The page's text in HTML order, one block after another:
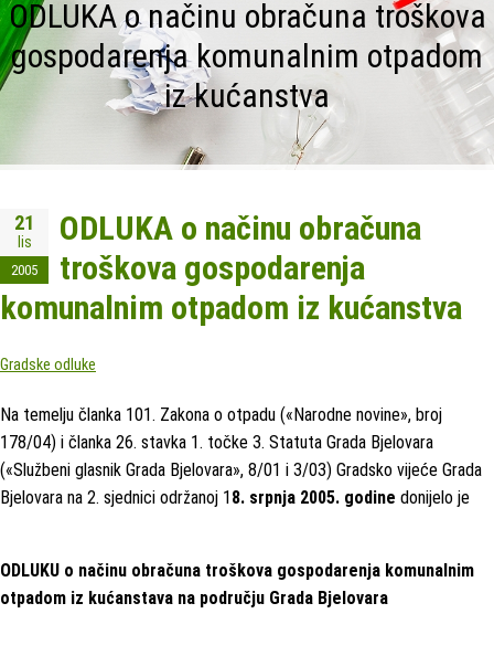
ODLUKA o načinu obračuna troškova
gospodarenja komunalnim otpadom
iz kućanstva
21
lis
2005
ODLUKA o načinu obračuna
troškova gospodarenja
komunalnim otpadom iz kućanstva
Gradske odluke
Na temelju članka 101. Zakona o otpadu («Narodne novine», broj
178/04) i članka 26. stavka 1. točke 3. Statuta Grada Bjelovara
(«Službeni glasnik Grada Bjelovara», 8/01 i 3/03) Gradsko vijeće Grada
Bjelovara na 2. sjednici održanoj 18. srpnja 2005. godine donijelo je
ODLUKU o načinu obračuna troškova gospodarenja komunalnim
otpadom iz kućanstava na području Grada Bjelovara